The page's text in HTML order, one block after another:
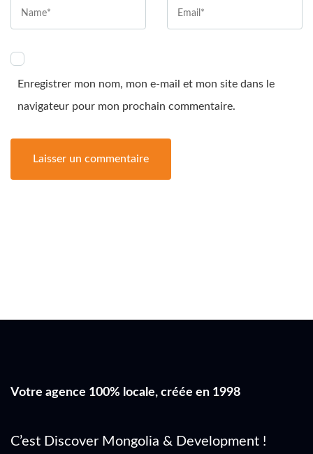
Enregistrer mon nom, mon e-mail et mon site dans le
navigateur pour mon prochain commentaire.
Votre agence 100% locale, créée en 1998
C’est Discover Mongolia & Development !